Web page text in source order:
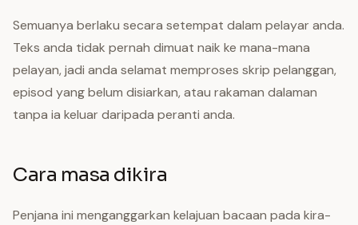
Semuanya berlaku secara setempat dalam pelayar anda.
Teks anda tidak pernah dimuat naik ke mana-mana
pelayan, jadi anda selamat memproses skrip pelanggan,
episod yang belum disiarkan, atau rakaman dalaman
tanpa ia keluar daripada peranti anda.
Cara masa dikira
Penjana ini menganggarkan kelajuan bacaan pada kira-